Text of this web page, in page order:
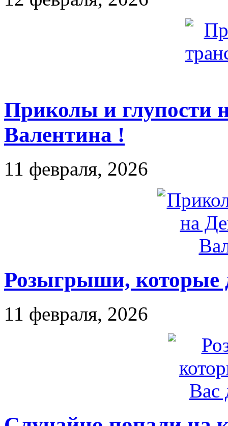
Приколы и глупости
Валентина !
11 февраля, 2026
Розыгрыши, которые
11 февраля, 2026